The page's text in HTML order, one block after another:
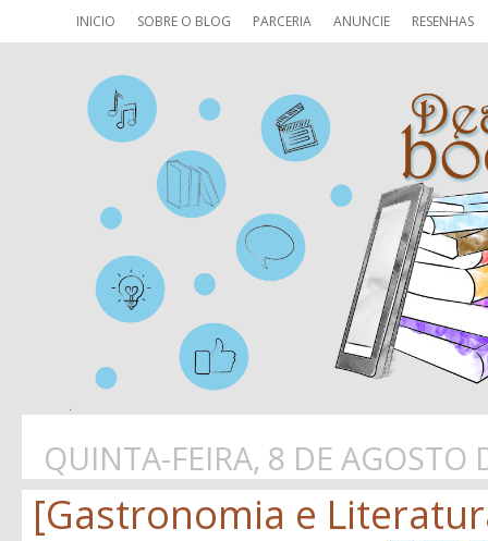
INICIO SOBRE O BLOG PARCERIA ANUNCIE RESENHAS
QUINTA-FEIRA, 8 DE AGOSTO
[Gastronomia e